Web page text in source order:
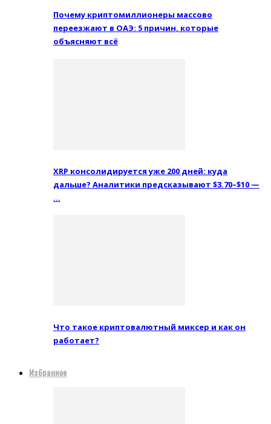
Почему криптомиллионеры массово
переезжают в ОАЭ: 5 причин, которые
объясняют всё
XRP консолидируется уже 200 дней: куда
дальше? Аналитики предсказывают $3.70–$10 —
…
Что такое криптовалютный миксер и как он
работает?
Избранное